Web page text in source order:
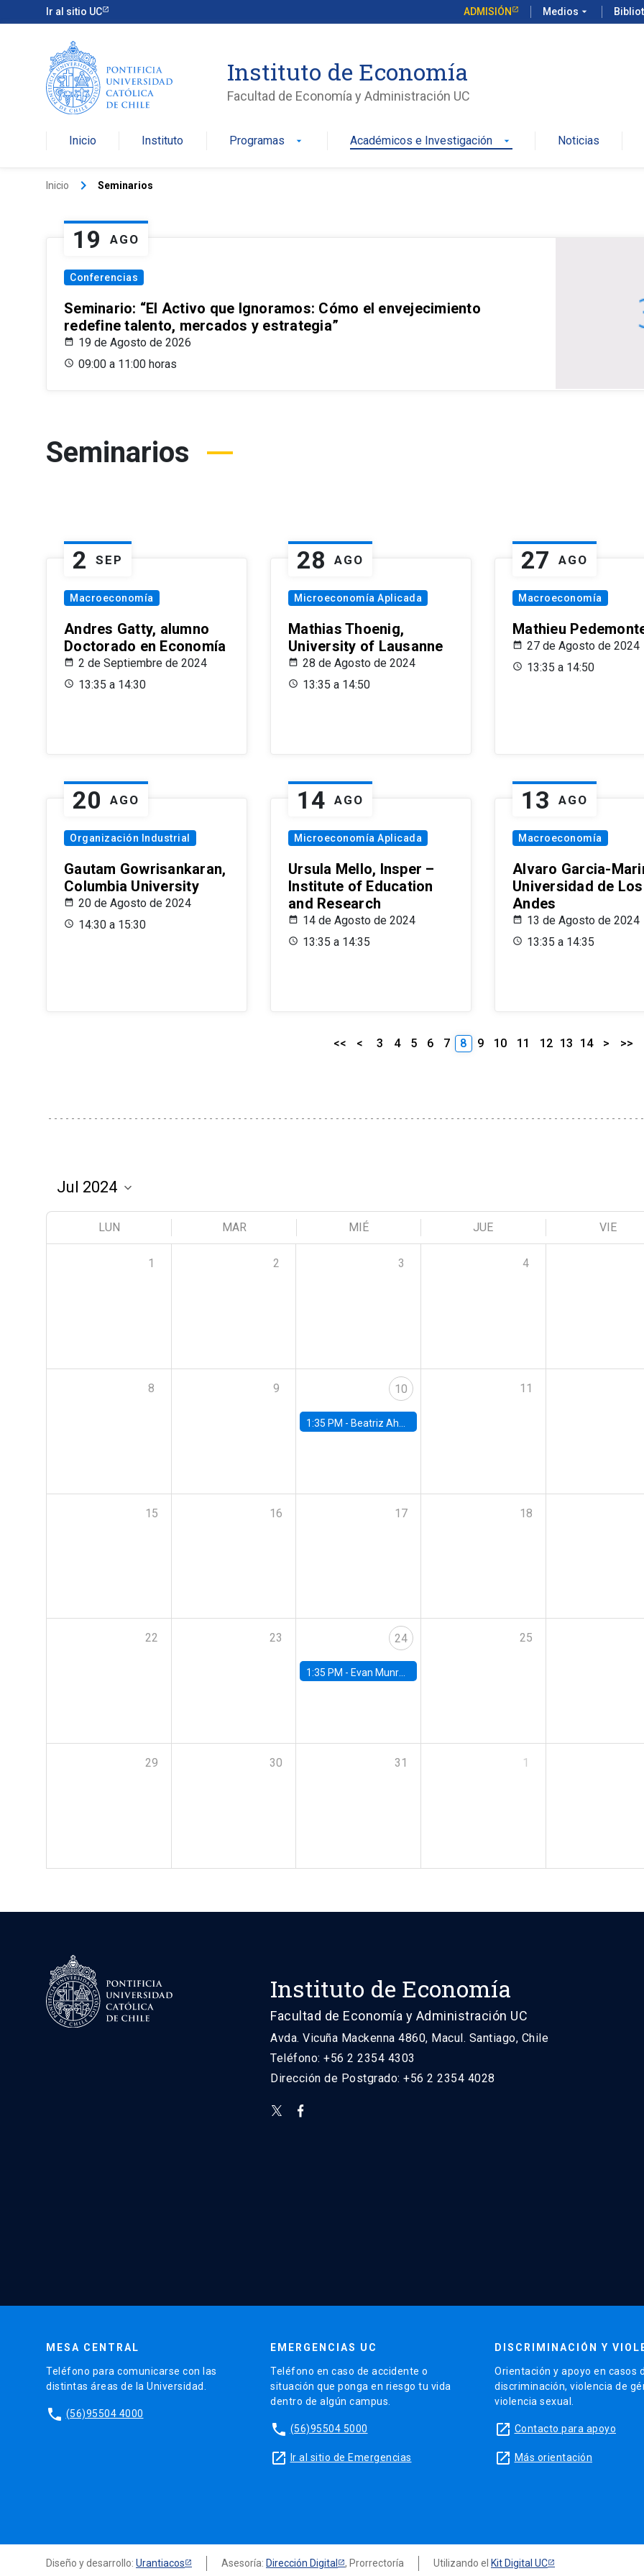
Ir al sitio UC ADMISIÓN Medios arrow_drop_down
Instituto de Economía
Facultad de Economía y Administración UC
Inicio Instituto Programas arrow_drop_down Académicos e Investigación arrow_drop_down Noticias
Inicio keyboard_arrow_right Seminarios
19 AGO
Conferencias
Seminario: “El Activo que Ignoramos: Cómo el envejecimiento
redefine talento, mercados y estrategia”
19 de Agosto de 2026
09:00 a 11:00 horas
Seminarios
2 SEP
Macroeconomía
Andres Gatty, alumno
Doctorado en Economía
2 de Septiembre de 2024
13:35 a 14:30
28 AGO
Microeconomía Aplicada
Mathias Thoenig,
University of Lausanne
28 de Agosto de 2024
13:35 a 14:50
27 AGO
Macroeconomía
Mathieu
27 de Agosto de 2024
13:35 a 14:50
20 AGO
Organización Industrial
Gautam Gowrisankaran,
Columbia University
20 de Agosto de 2024
14:30 a 15:30
14 AGO
Microeconomía Aplicada
Ursula Mello, Insper –
Institute of Education
and Research
14 de Agosto de 2024
13:35 a 14:35
13 AGO
Macroeconomía
Alvaro Garcia-
Universidad de Los
Andes
13 de Agosto de 2024
13:35 a 14:35
<< < 3 4 5 6 7 8 9 10 11 12 13 14 > >>
LUN MAR MIÉ JUE VIE
1 2 3 4
8 9 10
1:35 PM - Beatriz Ahumada, PhD candidate, Universidad de Pittsburgh
11
15 16 17 18
22 23 24
1:35 PM - Evan Munro, Neyman Visiting Assistant Professor in the Department of Statistics at UC Berkeley
25
29 30 31 1
Instituto de Economía
Facultad de Economía y Administración UC
Avda. Vicuña Mackenna 4860, Macul. Santiago, Chile
Teléfono: +56 2 2354 4303
Dirección de Postgrado: +56 2 2354 4028
MESA CENTRAL
Teléfono para comunicarse con las
distintas áreas de la Universidad.
phone (56)95504 4000
EMERGENCIAS UC
Teléfono en caso de accidente o
situación que ponga en riesgo tu vida
dentro de algún campus.
phone (56)95504 5000
launch Ir al sitio de Emergencias
DISCRIMINACIÓN Y
Orientación y apoyo en casos
discriminación, violencia de
violencia sexual.
launch Contacto para apoyo
launch Más orientación
Diseño y desarrollo: Urantiacos Asesoría: Dirección Digital , Prorrectoría Utilizando el Kit Digital UC